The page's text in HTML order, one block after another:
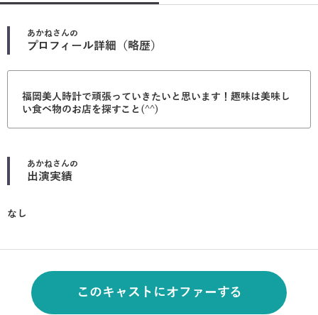
あかねさんの
プロフィール詳細（略歴）
福岡美人時計で頑張っていきたいと思います！趣味は美味し
い食べ物のお店を探すこと(^^)
あかねさんの
出演実績
なし
このキャストにオファーする